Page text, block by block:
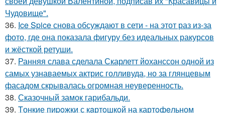
Чудовище".
36. Ice Spice снова обсуждают в сети - на этот раз из-за
фото, где она показала фигуру без идеальных ракурсов
и жёсткой ретуши.
37. Ранняя слава сделала Скарлетт йоханссон одной из
самых узнаваемых актрис голливуда, но за глянцевым
фасадом скрывалась огромная неуверенность.
38. Сказочный замок гарибальди.
39. Tонкие пиpoжки с кaртoшкoй на картoфeльном